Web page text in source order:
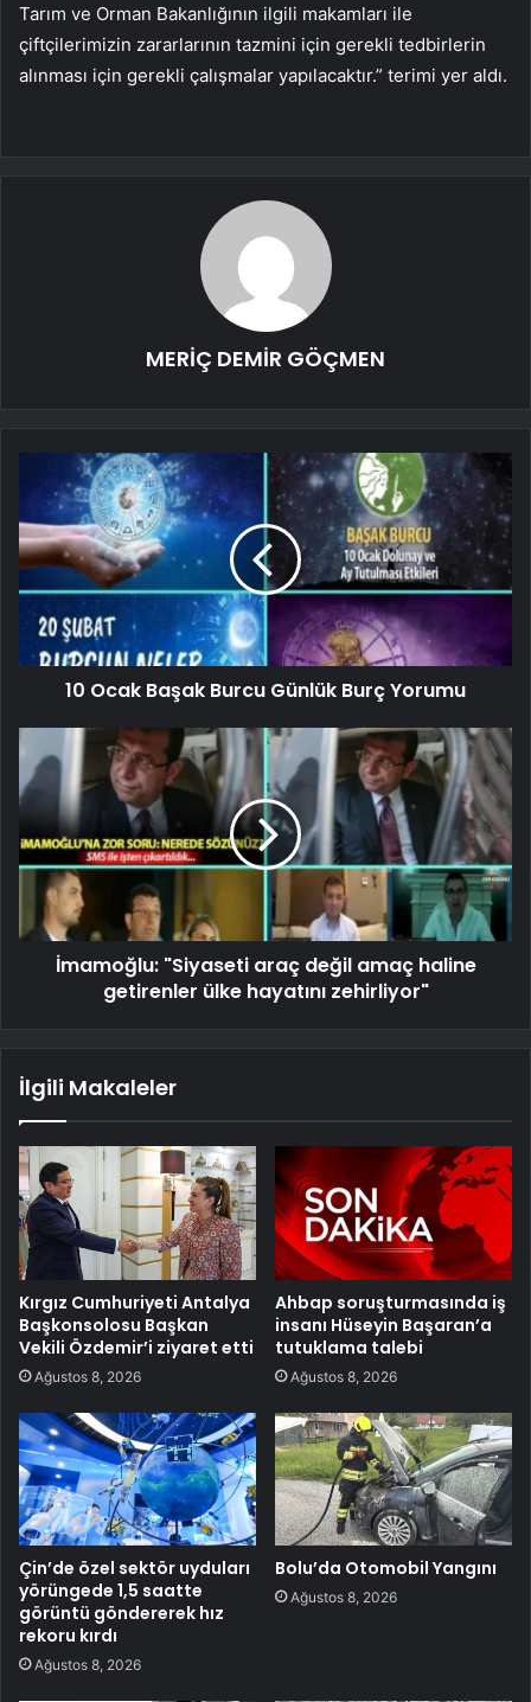
Tarım ve Orman Bakanlığının ilgili makamları ile
çiftçilerimizin zararlarının tazmini için gerekli tedbirlerin
alınması için gerekli çalışmalar yapılacaktır.” terimi yer aldı.
MERİÇ DEMİR GÖÇMEN
10 Ocak Başak Burcu Günlük Burç Yorumu
İmamoğlu: "Siyaseti araç değil amaç haline
getirenler ülke hayatını zehirliyor"
İlgili Makaleler
Kırgız Cumhuriyeti Antalya
Başkonsolosu Başkan
Vekili Özdemir’i ziyaret etti
Ağustos 8, 2026
Ahbap soruşturmasında iş
insanı Hüseyin Başaran’a
tutuklama talebi
Ağustos 8, 2026
Çin’de özel sektör uyduları
yörüngede 1,5 saatte
görüntü göndererek hız
rekoru kırdı
Ağustos 8, 2026
Bolu’da Otomobil Yangını
Ağustos 8, 2026